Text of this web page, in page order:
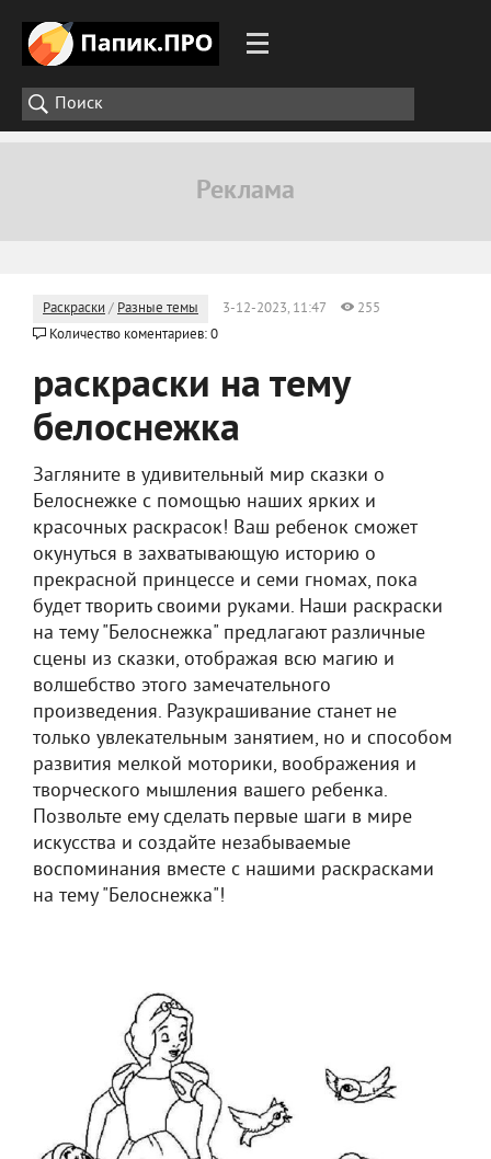
Раскраски / Разные темы 3-12-2023, 11:47
255
Количество коментариев: 0
раскраски на тему
белоснежка
Загляните в удивительный мир сказки о
Белоснежке с помощью наших ярких и
красочных раскрасок! Ваш ребенок сможет
окунуться в захватывающую историю о
прекрасной принцессе и семи гномах, пока
будет творить своими руками. Наши раскраски
на тему "Белоснежка" предлагают различные
сцены из сказки, отображая всю магию и
волшебство этого замечательного
произведения. Разукрашивание станет не
только увлекательным занятием, но и способом
развития мелкой моторики, воображения и
творческого мышления вашего ребенка.
Позвольте ему сделать первые шаги в мире
искусства и создайте незабываемые
воспоминания вместе с нашими раскрасками
на тему "Белоснежка"!